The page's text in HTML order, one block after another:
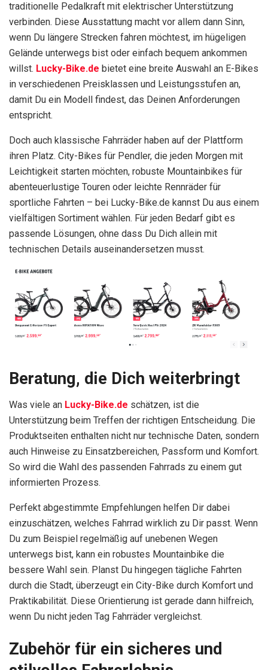
traditionelle Pedalkraft mit elektrischer Unterstützung
verbinden. Diese Ausstattung macht vor allem dann Sinn,
wenn Du längere Strecken fahren möchtest, im hügeligen
Gelände unterwegs bist oder einfach bequem ankommen
willst. Lucky-Bike.de bietet eine breite Auswahl an E-Bikes
in verschiedenen Preisklassen und Leistungsstufen an,
damit Du ein Modell findest, das Deinen Anforderungen
entspricht.
Doch auch klassische Fahrräder haben auf der Plattform
ihren Platz. City-Bikes für Pendler, die jeden Morgen mit
Leichtigkeit starten möchten, robuste Mountainbikes für
abenteuerlustige Touren oder leichte Rennräder für
sportliche Fahrten – bei Lucky-Bike.de kannst Du aus einem
vielfältigen Sortiment wählen. Für jeden Bedarf gibt es
passende Lösungen, ohne dass Du Dich allein mit
technischen Details auseinandersetzen musst.
Beratung, die Dich weiterbringt
Was viele an Lucky-Bike.de schätzen, ist die
Unterstützung beim Treffen der richtigen Entscheidung. Die
Produktseiten enthalten nicht nur technische Daten, sondern
auch Hinweise zu Einsatzbereichen, Passform und Komfort.
So wird die Wahl des passenden Fahrrads zu einem gut
informierten Prozess.
Perfekt abgestimmte Empfehlungen helfen Dir dabei
einzuschätzen, welches Fahrrad wirklich zu Dir passt. Wenn
Du zum Beispiel regelmäßig auf unebenen Wegen
unterwegs bist, kann ein robustes Mountainbike die
bessere Wahl sein. Planst Du hingegen tägliche Fahrten
durch die Stadt, überzeugt ein City-Bike durch Komfort und
Praktikabilität. Diese Orientierung ist gerade dann hilfreich,
wenn Du nicht jeden Tag Fahrräder vergleichst.
Zubehör für ein sicheres und